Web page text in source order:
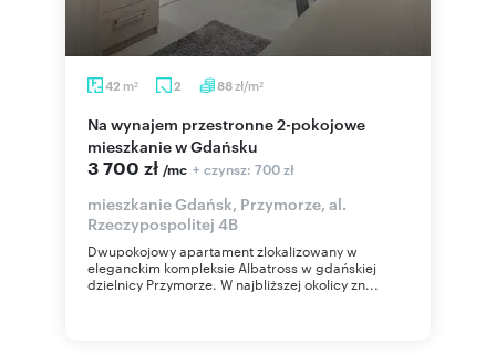
42 m2 2 88zł/m2
Na wynajem przestronne 2-pokojowe
mieszkanie w Gdańsku
3 700 zł /mc + czynsz: 700 zł
mieszkanie Gdańsk, Przymorze, al.
Rzeczypospolitej 4B
Dwupokojowy apartament zlokalizowany w
eleganckim kompleksie Albatross w gdańskiej
dzielnicy Przymorze. W najbliższej okolicy zn...